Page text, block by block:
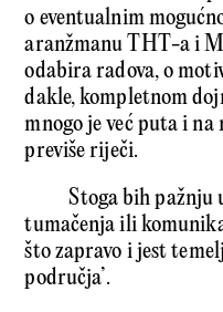
o eventualnim
aranžmanu THT-a i
odabira radova, o
dakle, kompletnom
mnogo je već puta i
previše riječi.
Stoga bih pažnju
tumačenja ili
što zapravo i jest
područja’.